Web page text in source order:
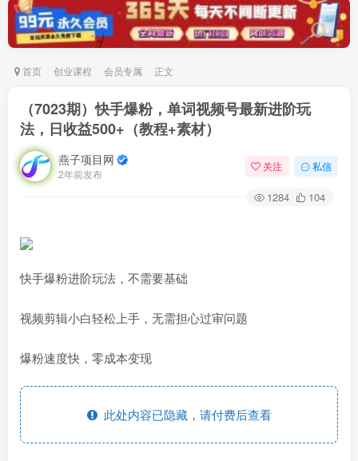
首页 创业课程 会员专属 正文
（7023期）快手爆粉，单词视频号最新进阶玩
法，日收益500+（教程+素材）
燕子项目网
2年前发布
关注 私信
1284 104
快手爆粉进阶玩法，不需要基础
视频剪辑小白轻松上手，无需担心过审问题
爆粉速度快，零成本变现
此处内容已隐藏，请付费后查看